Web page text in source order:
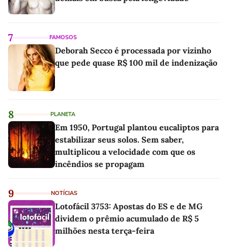
7 FAMOSOS
Deborah Secco é processada por vizinho
que pede quase R$ 100 mil de indenização
8 PLANETA
Em 1950, Portugal plantou eucaliptos para
estabilizar seus solos. Sem saber,
multiplicou a velocidade com que os
incêndios se propagam
9 NOTÍCIAS
Lotofácil 3753: Apostas do ES e de MG
dividem o prêmio acumulado de R$ 5
milhões nesta terça-feira